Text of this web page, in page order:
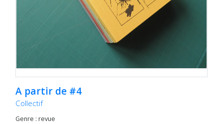
A partir de #4
Collectif
Genre : revue